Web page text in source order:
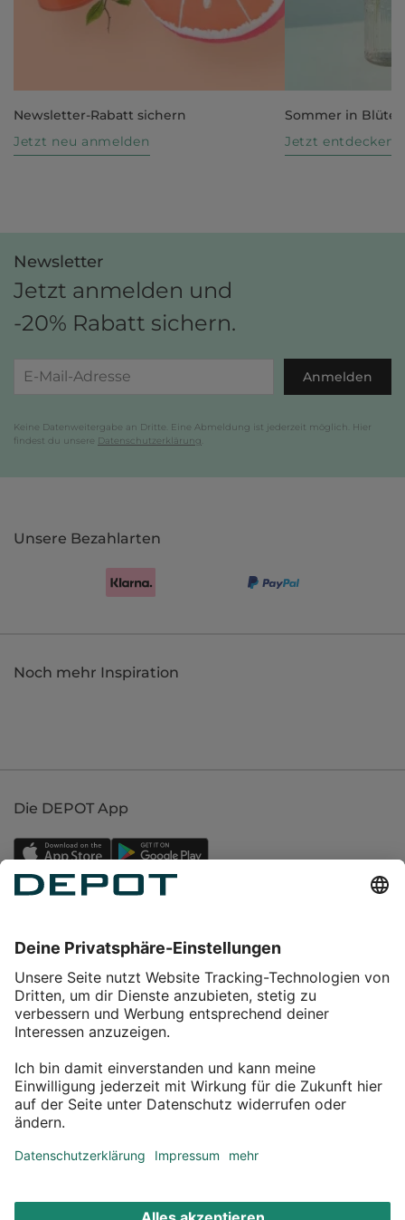
Newsletter-Rabatt sichern
Jetzt neu anmelden
Sommer in Blüte
Jetzt entdecken
Newsletter
Jetzt anmelden und
-20% Rabatt sichern.
Anmelden
Keine Datenweitergabe an Dritte. Eine Abmeldung ist jederzeit möglich. Hier
findest du unsere Datenschutzerklärung
Unsere Bezahlarten
Noch mehr Inspiration
Die DEPOT App
Service
Über DEPOT
Kontakt